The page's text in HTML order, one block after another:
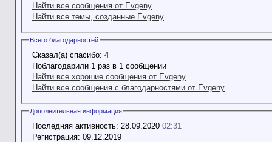
Найти все сообщения от Evgeny
Найти все темы, созданные Evgeny
Всего благодарностей
Сказал(а) спасибо: 4
Поблагодарили 1 раз в 1 сообщении
Найти все хорошие сообщения от Evgeny
Найти все сообщения с благодарностями от Evgeny
Дополнительная информация
Последняя активность: 28.09.2020 02:31
Регистрация: 09.12.2019